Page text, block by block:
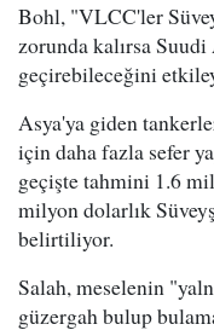
Bohl, "VLCC'ler
zorunda kalırsa
geçirebileceğini
Asya'ya giden
için daha fazla sefer
geçişte tahmini 1.6
milyon dolarlık
belirtiliyor.
Salah, meselenin
güzergah bulup